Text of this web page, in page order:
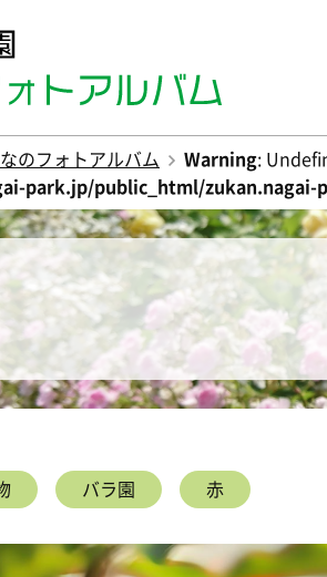
のフォトアルバム Warning:
park.jp/public_html/
バラ園 赤